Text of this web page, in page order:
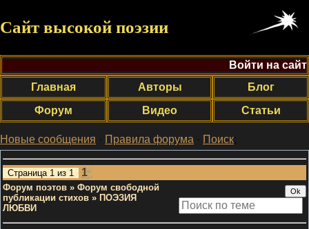
Сайт высокой поэзии
Войти на сайт
Главная
Авторы
Блог
Форум
Видео Статьи
Новые сообщения · Правила форума · Поиск;
Страница 1 из 1 1
Форум поэтов » Форум свободной
публикации стихов » ПОЭЗИЯ
ЛЮБВИ